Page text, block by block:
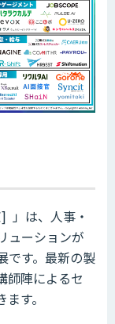
」は、人事・
ューションが
です。最新の製
師陣によるセ
す。